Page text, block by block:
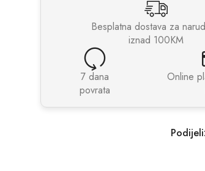
Besplatna dostava za
iznad 100KM
7 dana
povrata
Online
Podijeli: